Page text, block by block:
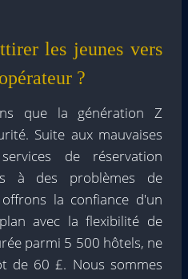
les jeunes vers
?
que la génération Z
Suite aux mauvaises
de réservation
à des problèmes de
la confiance d'un
avec la flexibilité de
parmi 5 500 hôtels, ne
de 60 £. Nous sommes